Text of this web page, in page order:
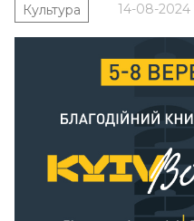
14-08-2024
Культура